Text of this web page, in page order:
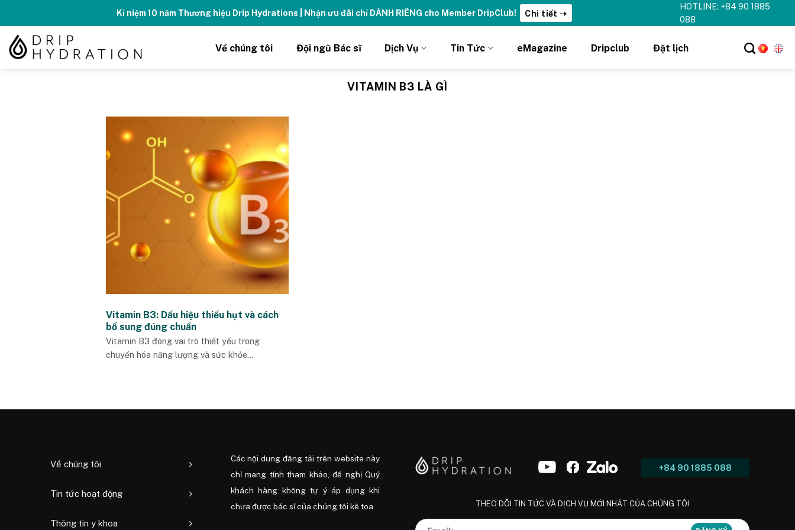
content
Kỉ niệm 10 năm Thương hiệu Drip Hydrations | Nhận ưu đãi chỉ DÀNH RIÊNG cho Member DripClub! Chi tiết ➝
HOTLINE: +84 90 1885
088
Về chúng tôi Đội ngũ Bác sĩ Dịch Vụ Tin Tức eMagazine Dripclub Đặt lịch
VITAMIN B3 LÀ GÌ
Vitamin B3: Dấu hiệu thiếu hụt và cách
bổ sung đúng chuẩn
Vitamin B3 đóng vai trò thiết yếu trong
chuyển hóa năng lượng và sức khỏe...
Về chúng tôi
Tin tức hoạt động
Thông tin y khoa
Các nội dung đăng tải trên website này
chỉ mang tính tham khảo, đề nghị Quý
khách hàng không tự ý áp dụng khi
chưa được bác sĩ của chúng tôi kê toa.
+84 90 1885 088
THEO DÕI TIN TỨC VÀ DỊCH VỤ MỚI NHẤT CỦA CHÚNG TÔI